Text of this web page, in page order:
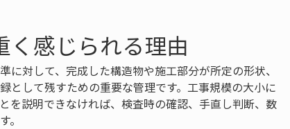
感じられる理由
対して、完成した構造物や施工部分が所定の形状、
として残すための重要な管理です。工事規模の大小に
を説明できなければ、検査時の確認、手直し判断、数
。